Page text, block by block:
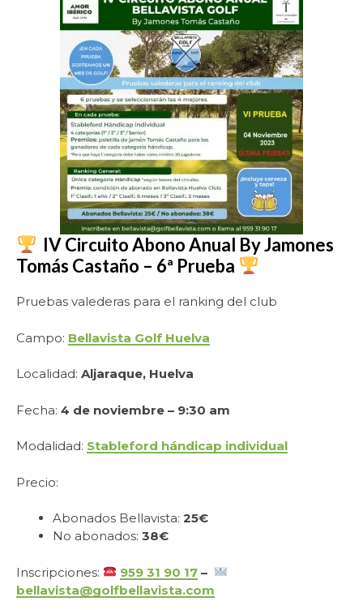
IV Circuito Abono Anual By Jamones
Tomás Castaño – 6ª Prueba
Pruebas valederas para el ranking del club
Campo: Bellavista Golf Huelva
Localidad: Aljaraque, Huelva
Fecha: 4 de noviembre – 9:30 am
Modalidad: Stableford hándicap individual
Precio:
Abonados Bellavista: 25€
No abonados: 38€
Inscripciones: 959 31 90 17 –
bellavista@golfbellavista.com